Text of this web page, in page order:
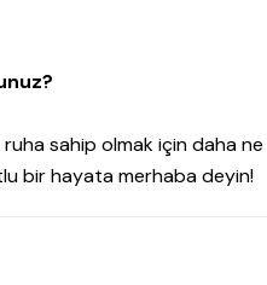
sahip olmak için daha
bir hayata merhaba deyin!